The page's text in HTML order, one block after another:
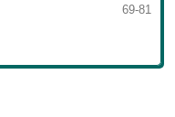
69-81